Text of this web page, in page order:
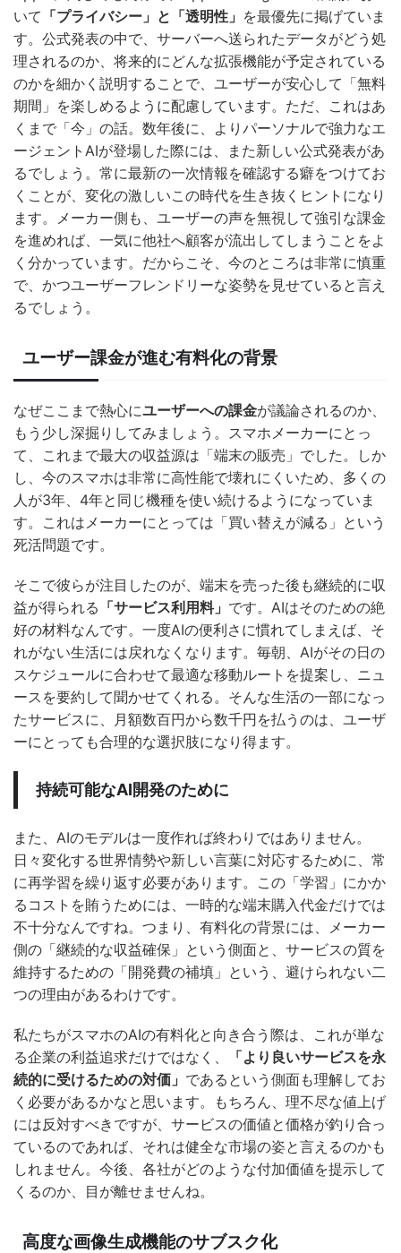
いて 「プライバシー」と「透明性」 を最優先に掲げていま
す。公式発表の中で、サーバーへ送られたデータがどう処
理されるのか、将来的にどんな拡張機能が予定されている
のかを細かく説明することで、ユーザーが安心して「無料
期間」を楽しめるように配慮しています。ただ、これはあ
くまで「今」の話。数年後に、よりパーソナルで強力なエ
ージェントAIが登場した際には、また新しい公式発表があ
るでしょう。常に最新の一次情報を確認する癖をつけてお
くことが、変化の激しいこの時代を生き抜くヒントになり
ます。メーカー側も、ユーザーの声を無視して強引な課金
を進めれば、一気に他社へ顧客が流出してしまうことをよ
く分かっています。だからこそ、今のところは非常に慎重
で、かつユーザーフレンドリーな姿勢を見せていると言え
るでしょう。
ユーザー課金が進む有料化の背景
なぜここまで熱心にユーザーへの課金が議論されるのか、
もう少し深掘りしてみましょう。スマホメーカーにとっ
て、これまで最大の収益源は「端末の販売」でした。しか
し、今のスマホは非常に高性能で壊れにくいため、多くの
人が3年、4年と同じ機種を使い続けるようになっていま
す。これはメーカーにとっては「買い替えが減る」という
死活問題です。
そこで彼らが注目したのが、端末を売った後も継続的に収
益が得られる 「サービス利用料」 です。AIはそのための絶
好の材料なんです。一度AIの便利さに慣れてしまえば、そ
れがない生活には戻れなくなります。毎朝、AIがその日の
スケジュールに合わせて最適な移動ルートを提案し、ニュ
ースを要約して聞かせてくれる。そんな生活の一部になっ
たサービスに、月額数百円から数千円を払うのは、ユーザ
ーにとっても合理的な選択肢になり得ます。
持続可能なAI開発のために
また、AIのモデルは一度作れば終わりではありません。
日々変化する世界情勢や新しい言葉に対応するために、常
に再学習を繰り返す必要があります。この「学習」にかか
るコストを賄うためには、一時的な端末購入代金だけでは
不十分なんですね。つまり、有料化の背景には、メーカー
側の「継続的な収益確保」という側面と、サービスの質を
維持するための「開発費の補填」という、避けられない二
つの理由があるわけです。
私たちがスマホのAIの有料化と向き合う際は、これが単な
る企業の利益追求だけではなく、
「より良いサービスを永
続的に受けるための対価」 であるという側面も理解してお
く必要があるかなと思います。もちろん、理不尽な値上げ
には反対すべきですが、サービスの価値と価格が釣り合っ
ているのであれば、それは健全な市場の姿と言えるのかも
しれません。今後、各社がどのような付加価値を提示して
くるのか、目が離せませんね。
高度な画像生成機能のサブスク化